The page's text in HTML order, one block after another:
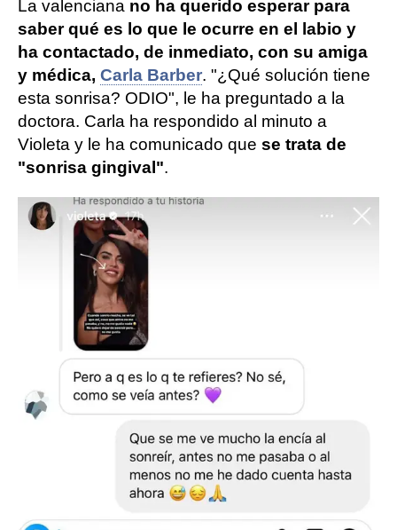
La valenciana no ha querido esperar para
saber qué es lo que le ocurre en el labio y
ha contactado, de inmediato, con su amiga
y médica, Carla Barber. "¿Qué solución tiene
esta sonrisa? ODIO", le ha preguntado a la
doctora. Carla ha respondido al minuto a
Violeta y le ha comunicado que se trata de
"sonrisa gingival".